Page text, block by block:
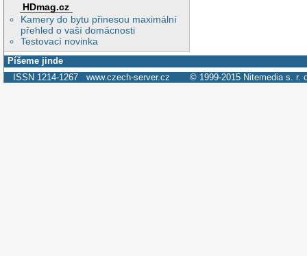
HDmag.cz
Kamery do bytu přinesou maximální
přehled o vaší domácnosti
Testovací novinka
Píšeme jinde
ISSN 1214-1267 www.czech-server.cz © 1999-2015 Nitemedia s. r.